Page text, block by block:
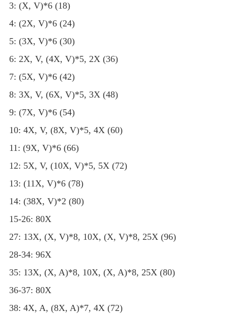
3: (X, V)*6 (18)
4: (2X, V)*6 (24)
5: (3X, V)*6 (30)
6: 2X, V, (4X, V)*5, 2X (36)
7: (5X, V)*6 (42)
8: 3X, V, (6X, V)*5, 3X (48)
9: (7X, V)*6 (54)
10: 4X, V, (8X, V)*5, 4X (60)
11: (9X, V)*6 (66)
12: 5X, V, (10X, V)*5, 5X (72)
13: (11X, V)*6 (78)
14: (38X, V)*2 (80)
15-26: 80X
27: 13X, (X, V)*8, 10X, (X, V)*8, 25X (96)
28-34: 96X
35: 13X, (X, A)*8, 10X, (X, A)*8, 25X (80)
36-37: 80X
38: 4X, A, (8X, A)*7, 4X (72)